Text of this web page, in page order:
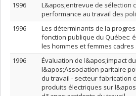
1996
L&apos;entrevue de sélection
performance au travail des
1996
Les déterminants de la
fonction publique du Québec:
les hommes et femmes
1996
Évaluation de l&apos;impact
l&apos;Association paritaire
du travail - secteur fabrication
produits électriques sur